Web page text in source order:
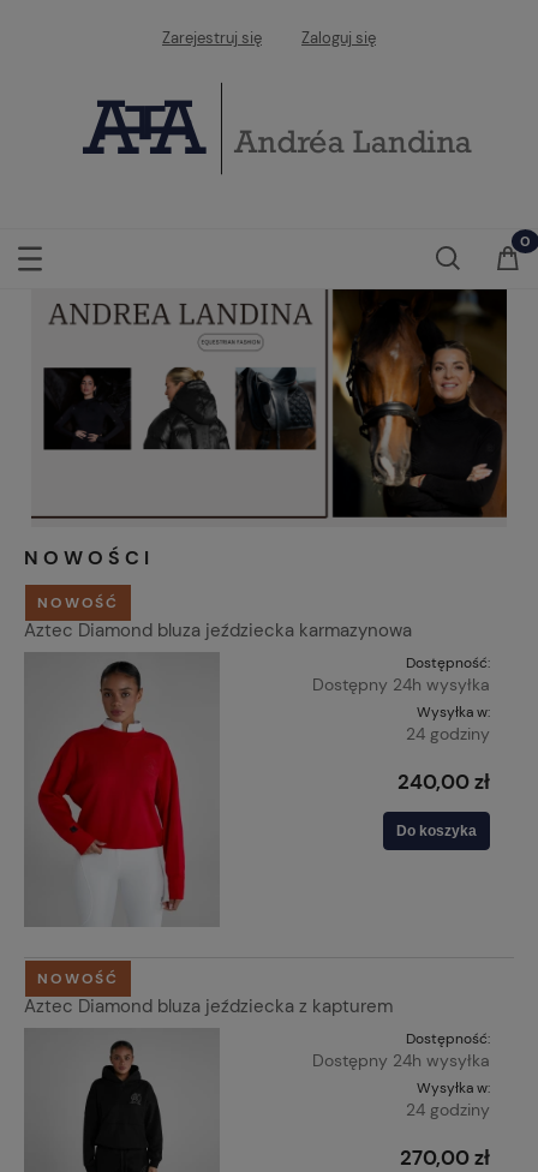
Zarejestruj się Zaloguj się
NOWOŚCI
Aztec Diamond bluza jeździecka karmazynowa
Dostępność:
Dostępny 24h wysyłka
Wysyłka w:
24 godziny
240,00 zł
Do koszyka
NOWOŚĆ
Aztec Diamond bluza jeździecka z kapturem
Dostępność:
Dostępny 24h wysyłka
Wysyłka w:
24 godziny
270,00 zł
NOWOŚĆ